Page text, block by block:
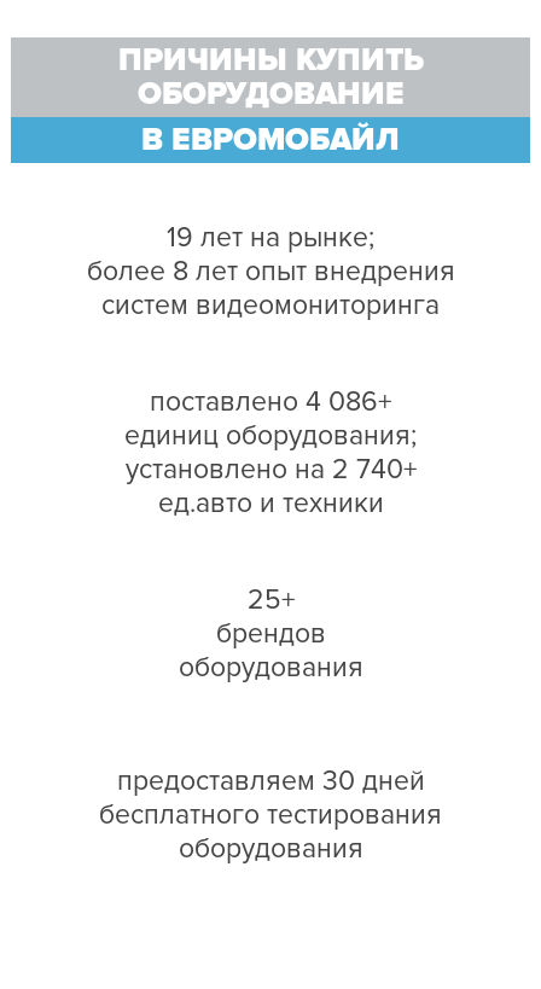
ПРИЧИНЫ КУПИТЬ
ОБОРУДОВАНИЕ
В ЕВРОМОБАЙЛ
19 лет на рынке;
более 8 лет опыт внедрения
систем видеомониторинга
поставлено 4 086+
единиц оборудования;
установлено на 2 740+
ед.авто и техники
25+
брендов
оборудования
предоставляем 30 дней
бесплатного тестирования
оборудования